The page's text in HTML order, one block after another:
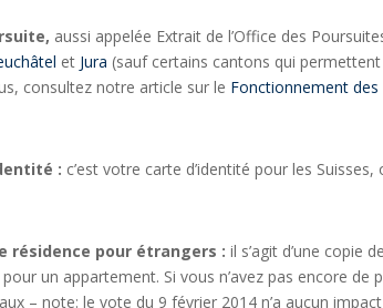
aussi appelée Extrait de l’Office des
et Jura (sauf certains cantons qui
consultez notre article sur le Fonctionnement des
: c’est votre carte d’identité pour les
résidence pour étrangers : il s’agit d’une copie
un appartement. Si vous n’avez pas encore
– note: le vote du 9 février 2014 n’a aucun